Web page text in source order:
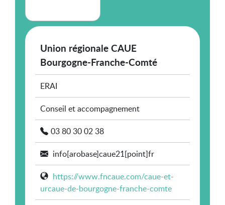
Union régionale CAUE
Bourgogne-Franche-Comté
ERAI
Conseil et accompagnement
03 80 30 02 38
info[arobase]caue21[point]fr
https://www.fncaue.com/caue-et-
urcaue-de-bourgogne-franche-comte